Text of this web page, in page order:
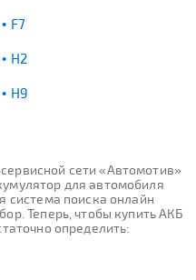
F7
H2
H9
сети «Автомотив»
для автомобиля
система поиска онлайн
Теперь, чтобы купить АКБ
определить: